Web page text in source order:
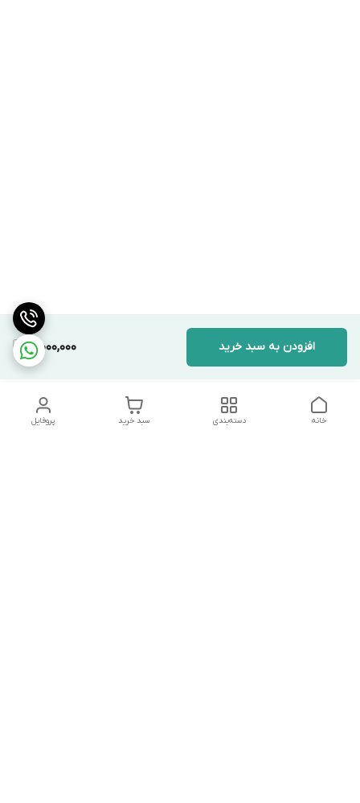
3,000,000 افزودن به سبد خرید
پروفایل سبد خرید دسته‌بندی خانه